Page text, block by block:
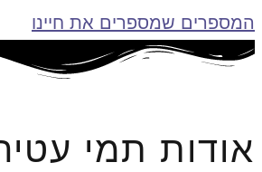
המספרים שמספרים את חיינו
אודות תמי